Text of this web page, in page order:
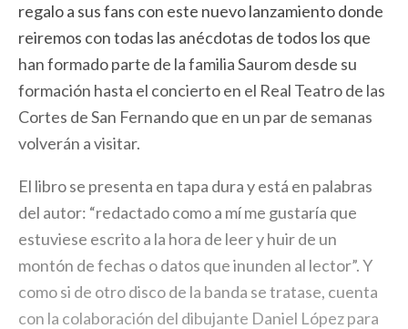
regalo a sus fans con este nuevo lanzamiento donde
reiremos con todas las anécdotas de todos los que
han formado parte de la familia Saurom desde su
formación hasta el concierto en el Real Teatro de las
Cortes de San Fernando que en un par de semanas
volverán a visitar.
El libro se presenta en tapa dura y está en palabras
del autor: “redactado como a mí me gustaría que
estuviese escrito a la hora de leer y huir de un
montón de fechas o datos que inunden al lector”. Y
como si de otro disco de la banda se tratase, cuenta
con la colaboración del dibujante Daniel López para